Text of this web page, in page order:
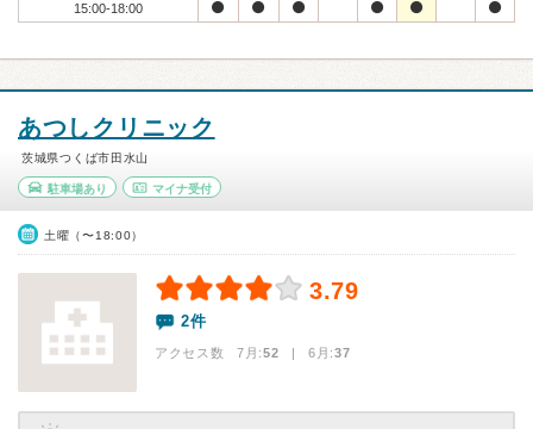
15:00-18:00
あつしクリニック
茨城県つくば市田水山
駐車場あり マイナ受付
土曜（〜18:00）
3.79
2件
アクセス数 7月:52 | 6月:37